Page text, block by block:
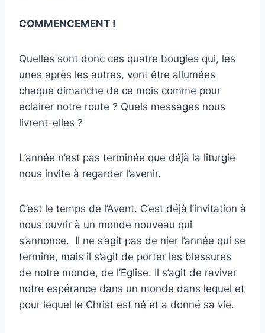
COMMENCEMENT !
Quelles sont donc ces quatre bougies qui, les
unes après les autres, vont être allumées
chaque dimanche de ce mois comme pour
éclairer notre route ? Quels messages nous
livrent-elles ?
L’année n’est pas terminée que déjà la liturgie
nous invite à regarder l’avenir.
C’est le temps de l’Avent. C’est déjà l’invitation à
nous ouvrir à un monde nouveau qui
s’annonce. Il ne s’agit pas de nier l’année qui se
termine, mais il s’agit de porter les blessures
de notre monde, de l’Eglise. Il s’agit de raviver
notre espérance dans un monde dans lequel et
pour lequel le Christ est né et a donné sa vie.